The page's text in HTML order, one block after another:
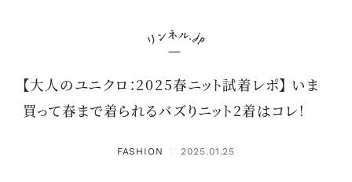
【大人のユニクロ：2025春ニット試着レポ】 いま
買って春まで着られるバズりニット2着はコレ！
FASHION ： 2025.01.25